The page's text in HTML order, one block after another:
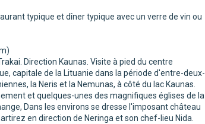
typique et dîner typique avec un verre de vin ou
Direction Kaunas. Visite à pied du centre
capitale de la Lituanie dans la période d'entre-deux-
la Neris et la Nemunas, à côté du lac Kaunas.
et quelques-unes des magnifiques églises de la
Dans les environs se dresse l'imposant château
en direction de Neringa et son chef-lieu Nida.